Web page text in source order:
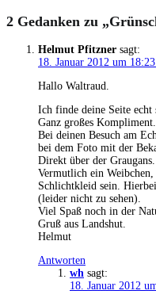
2 Gedanken zu „
Helmut Pfitzner sagt:
18. Januar 2012 um
Hallo Waltraud.
Ich finde deine Seite echt
Ganz großes Kompliment.
Bei deinen Besuch am
bei dem Foto mit der
Direkt über der Graugans.
Vermutlich ein
Schlichtkleid sein.
(leider nicht zu sehen).
Viel Spaß noch in der
Gruß aus Landshut.
Helmut
Antworten
wh sagt:
18. Januar 2012